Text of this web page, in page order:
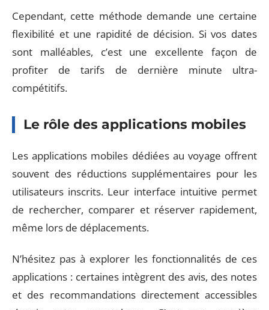
Cependant, cette méthode demande une certaine
flexibilité et une rapidité de décision. Si vos dates
sont malléables, c’est une excellente façon de
profiter de tarifs de dernière minute ultra-
compétitifs.
Le rôle des applications mobiles
Les applications mobiles dédiées au voyage offrent
souvent des réductions supplémentaires pour les
utilisateurs inscrits. Leur interface intuitive permet
de rechercher, comparer et réserver rapidement,
même lors de déplacements.
N’hésitez pas à explorer les fonctionnalités de ces
applications : certaines intègrent des avis, des notes
et des recommandations directement accessibles